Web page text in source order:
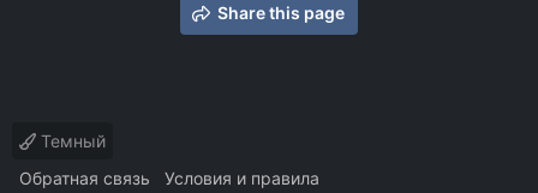
Share this page
Темный
Обратная связь
Условия и правила